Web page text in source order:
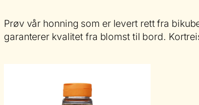
Prøv vår honning som er levert rett fra
garanterer kvalitet fra blomst til bord.